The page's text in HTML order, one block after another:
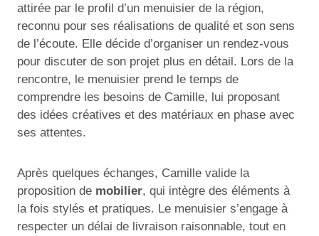
attirée par le profil d’un menuisier de la région,
reconnu pour ses réalisations de qualité et son sens
de l’écoute. Elle décide d’organiser un rendez-vous
pour discuter de son projet plus en détail. Lors de la
rencontre, le menuisier prend le temps de
comprendre les besoins de Camille, lui proposant
des idées créatives et des matériaux en phase avec
ses attentes.
Après quelques échanges, Camille valide la
proposition de mobilier, qui intègre des éléments à
la fois stylés et pratiques. Le menuisier s’engage à
respecter un délai de livraison raisonnable, tout en